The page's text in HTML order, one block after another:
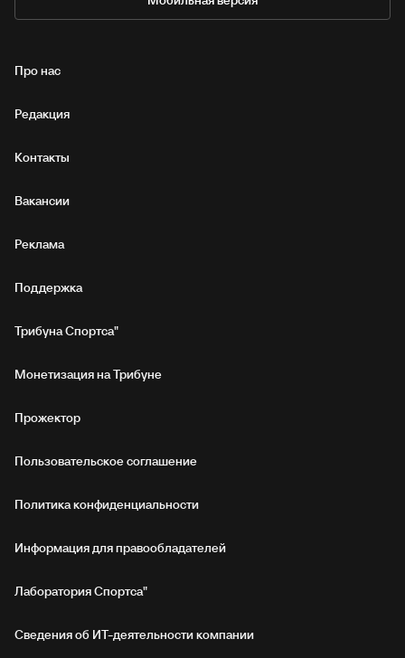
Про нас
Редакция
Контакты
Вакансии
Реклама
Поддержка
Трибуна Спортса"
Монетизация на Трибуне
Прожектор
Пользовательское соглашение
Политика конфиденциальности
Информация для правообладателей
Лаборатория Спортса"
Сведения об ИТ‑деятельности компании